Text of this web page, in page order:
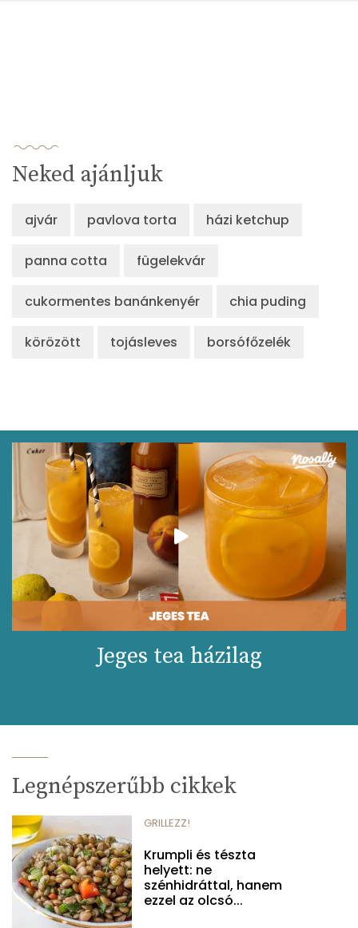
Neked ajánljuk
ajvár pavlova torta házi ketchup
panna cotta fügelekvár
cukormentes banánkenyér chia puding
körözött tojásleves borsófőzelék
Jeges tea házilag
Legnépszerűbb cikkek
GRILLEZZ!
Krumpli és tészta
helyett: ne
szénhidráttal, hanem
ezzel az olcsó...